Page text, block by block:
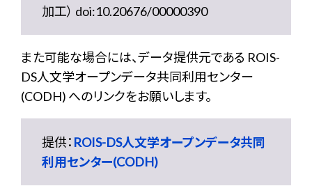
加工） doi:10.20676/00000390
また可能な場合には、データ提供元である ROIS-
DS人文学オープンデータ共同利用センター
(CODH) へのリンクをお願いします。
提供： ROIS-DS人文学オープンデータ共同
利用センター(CODH)